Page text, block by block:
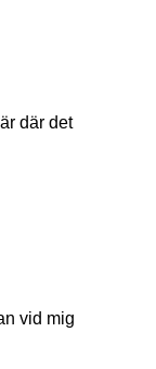
där det
vid mig